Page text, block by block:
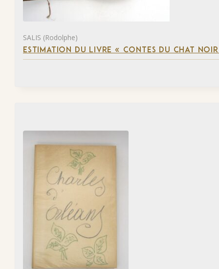
SALIS (Rodolphe)
ESTIMATION DU LIVRE « CONTES DU CHAT